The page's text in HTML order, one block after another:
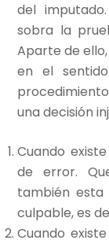
del
sobra la
Aparte de
en el
una decisión
Cuando
de error.
también
culpable, es
Cuando